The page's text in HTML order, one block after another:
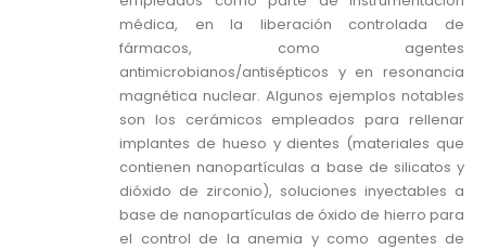
médica, en la liberación controlada de
fármacos, como agentes
antimicrobianos/antisépticos y en resonancia
magnética nuclear. Algunos ejemplos notables
son los cerámicos empleados para rellenar
implantes de hueso y dientes (materiales que
contienen nanopartículas a base de silicatos y
dióxido de zirconio), soluciones inyectables a
base de nanopartículas de óxido de hierro para
el control de la anemia y como agentes de